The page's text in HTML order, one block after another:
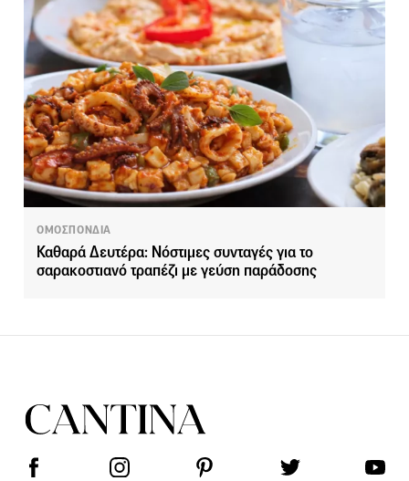
ΟΜΟΣΠΟΝΔΙΑ
Καθαρά Δευτέρα: Νόστιμες συνταγές για το
σαρακοστιανό τραπέζι με γεύση παράδοσης